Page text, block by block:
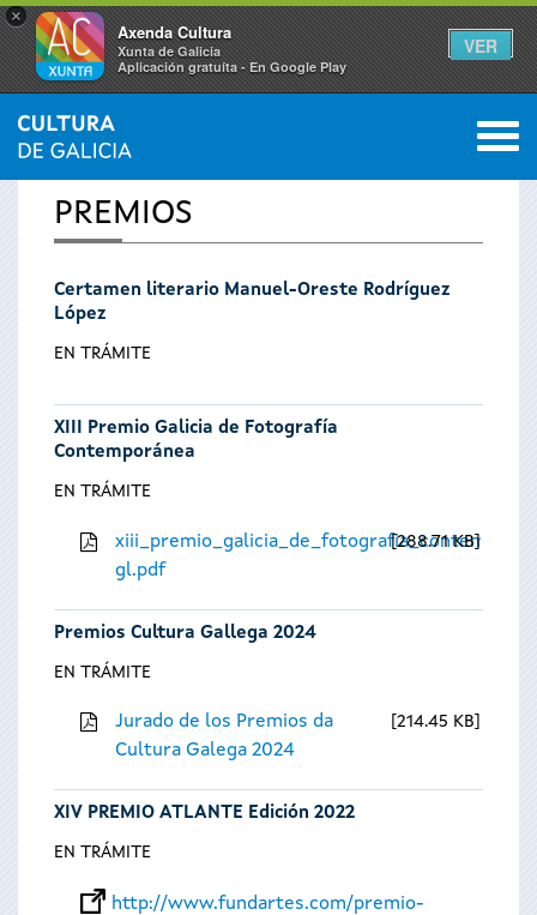
×
Axenda Cultura
Xunta de Galicia
Aplicación gratuíta - En Google Play
VER
Se
encuentra
usted
aquí
INICIO 0
PREMIOS
Certamen literario Manuel-Oreste Rodríguez
López
EN TRÁMITE
XIII Premio Galicia de Fotografía
Contemporánea
EN TRÁMITE
gl.pdf
288.71 KB
Premios Cultura Gallega 2024
EN TRÁMITE
Jurado de los Premios da
Cultura Galega 2024
214.45 KB
XIV PREMIO ATLANTE Edición 2022
EN TRÁMITE
http://www.fundartes.com/premio-